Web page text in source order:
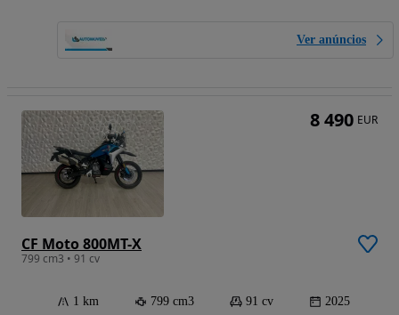
Ver anúncios
CF Moto 800MT-X
799 cm3 • 91 cv
1 km 799 cm3 91 cv 2025
8 490 EUR